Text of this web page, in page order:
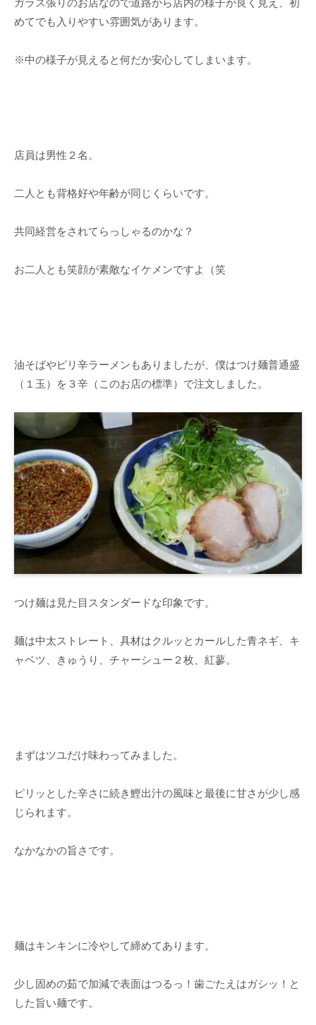
めてでも入りやすい雰囲気があります。
※中の様子が見えると何だか安心してしまいます。
店員は男性２名。
二人とも背格好や年齢が同じくらいです。
共同経営をされてらっしゃるのかな？
お二人とも笑顔が素敵なイケメンですよ（笑
油そばやピリ辛ラーメンもありましたが、僕はつけ麺普通盛
（１玉）を３辛（このお店の標準）で注文しました。
つけ麺は見た目スタンダードな印象です。
麺は中太ストレート、具材はクルッとカールした青ネギ、キ
ャベツ、きゅうり、チャーシュー２枚、紅蓼。
まずはツユだけ味わってみました。
ピリッとした辛さに続き鰹出汁の風味と最後に甘さが少し感
じられます。
なかなかの旨さです。
麺はキンキンに冷やして締めてあります。
少し固めの茹で加減で表面はつるっ！歯ごたえはガシッ！と
した旨い麺です。